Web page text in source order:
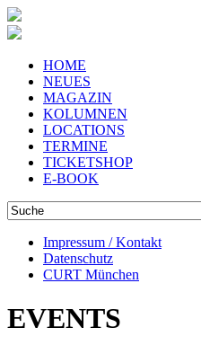
HOME
NEUES
MAGAZIN
KOLUMNEN
LOCATIONS
TERMINE
TICKETSHOP
E-BOOK
Impressum / Kontakt
Datenschutz
CURT München
EVENTS